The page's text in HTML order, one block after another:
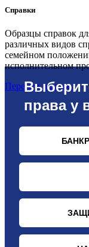
Справки
Образцы справок
различных видов
семейном
исполнительном
Перейти в раздел